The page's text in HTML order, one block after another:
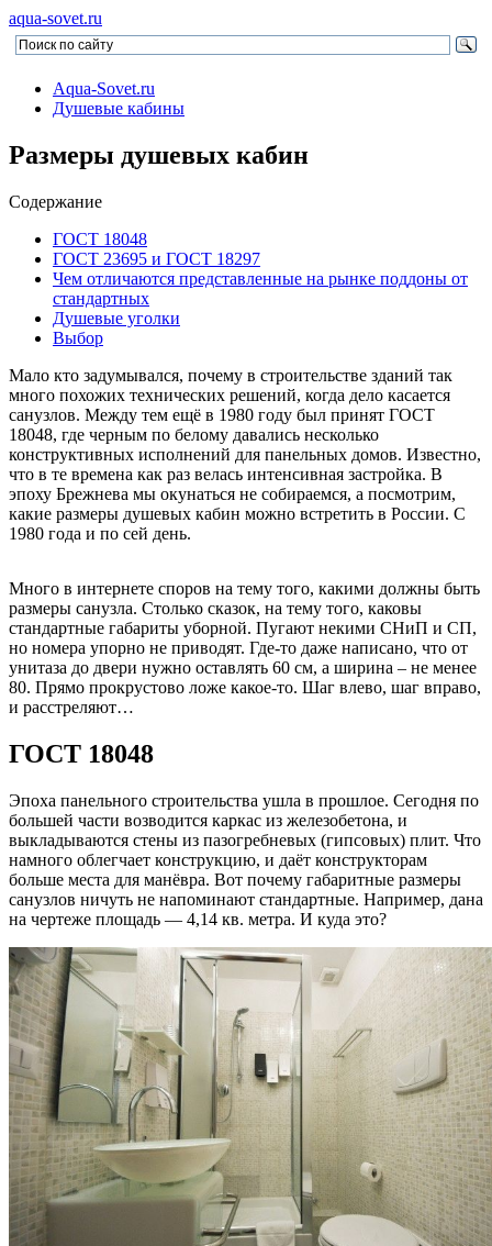
aqua-sovet.ru
Aqua-Sovet.ru
Душевые кабины
Размеры душевых кабин
Содержание
ГОСТ 18048
ГОСТ 23695 и ГОСТ 18297
Чем отличаются представленные на рынке поддоны от
стандартных
Душевые уголки
Выбор
Мало кто задумывался, почему в строительстве зданий так
много похожих технических решений, когда дело касается
санузлов. Между тем ещё в 1980 году был принят ГОСТ
18048, где черным по белому давались несколько
конструктивных исполнений для панельных домов. Известно,
что в те времена как раз велась интенсивная застройка. В
эпоху Брежнева мы окунаться не собираемся, а посмотрим,
какие размеры душевых кабин можно встретить в России. С
1980 года и по сей день.
Много в интернете споров на тему того, какими должны быть
размеры санузла. Столько сказок, на тему того, каковы
стандартные габариты уборной. Пугают некими СНиП и СП,
но номера упорно не приводят. Где-то даже написано, что от
унитаза до двери нужно оставлять 60 см, а ширина – не менее
80. Прямо прокрустово ложе какое-то. Шаг влево, шаг вправо,
и расстреляют…
ГОСТ 18048
Эпоха панельного строительства ушла в прошлое. Сегодня по
большей части возводится каркас из железобетона, и
выкладываются стены из пазогребневых (гипсовых) плит. Что
намного облегчает конструкцию, и даёт конструкторам
больше места для манёвра. Вот почему габаритные размеры
санузлов ничуть не напоминают стандартные. Например, дана
на чертеже площадь — 4,14 кв. метра. И куда это?